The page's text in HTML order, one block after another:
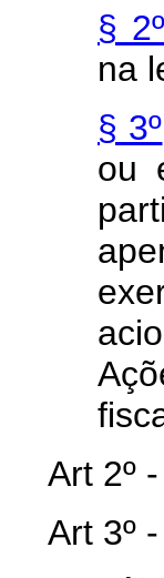
§ 2º
na
§ 3º
ou
Art 2º
Art 3º